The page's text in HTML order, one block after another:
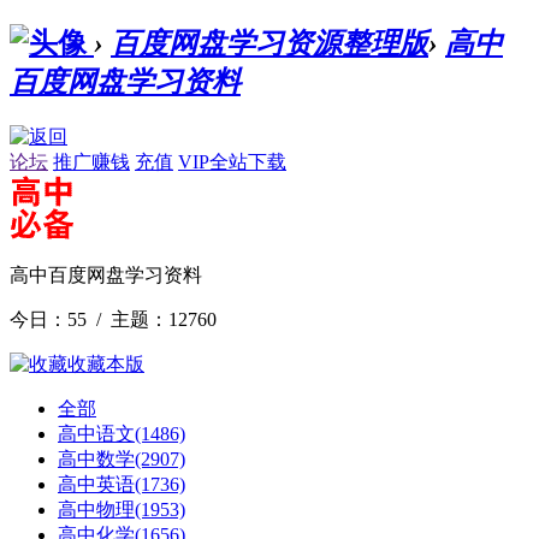
› 百度网盘学习资源整理版› 高中
百度网盘学习资料
论坛 推广赚钱 充值 VIP全站下载
高中百度网盘学习资料
今日：55 / 主题：12760
收藏本版
全部
高中语文(1486)
高中数学(2907)
高中英语(1736)
高中物理(1953)
高中化学(1656)